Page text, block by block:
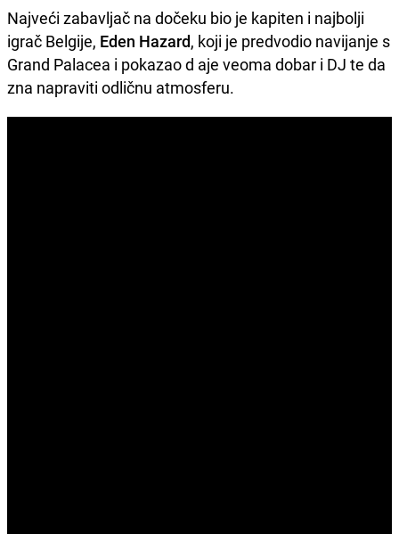
Najveći zabavljač na dočeku bio je kapiten i najbolji
igrač Belgije, Eden Hazard, koji je predvodio navijanje s
Grand Palacea i pokazao d aje veoma dobar i DJ te da
zna napraviti odličnu atmosferu.